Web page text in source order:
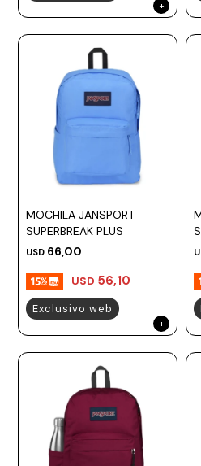
MOCHILA JANSPORT
SUPERBREAK PLUS
USD 66,00
USD 56,10
Exclusivo web